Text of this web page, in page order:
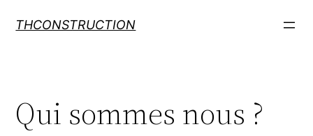
THCONSTRUCTION
Qui sommes nous ?